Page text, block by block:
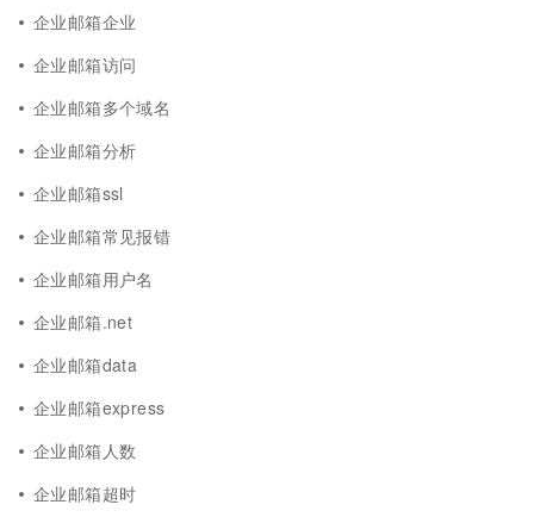
企业邮箱企业
企业邮箱访问
企业邮箱多个域名
企业邮箱分析
企业邮箱ssl
企业邮箱常见报错
企业邮箱用户名
企业邮箱.net
企业邮箱data
企业邮箱express
企业邮箱人数
企业邮箱超时